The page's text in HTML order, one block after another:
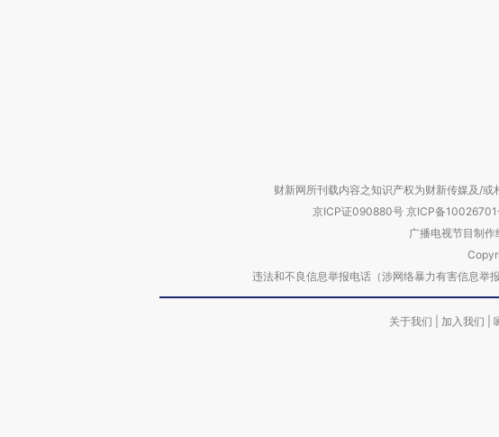
财新网所刊载内容之知识产权为财新传媒及/或
京ICP证090880号 京ICP备
广播电视节目制
违法和不良信息举报电话（涉网络暴力有害信息
关于我们 加入我们